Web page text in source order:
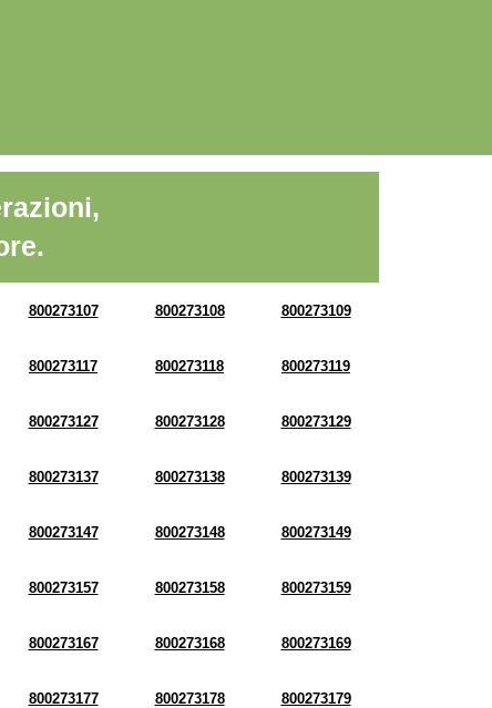
800273107 800273108 800273109
800273117 800273118 800273119
800273127 800273128 800273129
800273137 800273138 800273139
800273147 800273148 800273149
800273157 800273158 800273159
800273167 800273168 800273169
800273177 800273178 800273179